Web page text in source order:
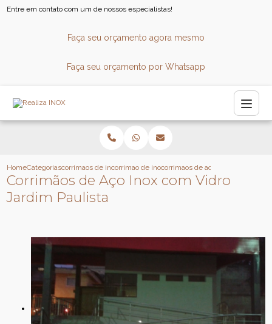
Entre em contato com um de nossos especialistas!
Faça seu orçamento agora mesmo
Faça seu orçamento por Whatsapp
HomeCategoriascorrimaos de inoxcorrimao de inox para escada caracol
corrimaos de aco inox com vidro
Corrimãos de Aço Inox com Vidro
Jardim Paulista